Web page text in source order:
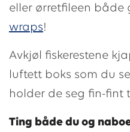
eller ørretfileen både
wraps!
Avkjøl fiskerestene
luftett boks som du
holder de seg fin-fint
Ting både du og